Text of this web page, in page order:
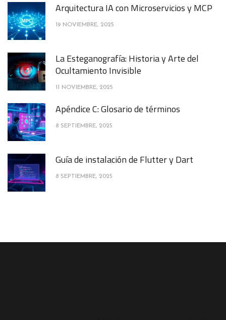
Arquitectura IA con Microservicios y MCP
19 NOVIEMBRE, 2025
La Esteganografía: Historia y Arte del
Ocultamiento Invisible
11 NOVIEMBRE, 2025
Apéndice C: Glosario de términos
8 SEPTIEMBRE, 2025
Guía de instalación de Flutter y Dart
8 SEPTIEMBRE, 2025